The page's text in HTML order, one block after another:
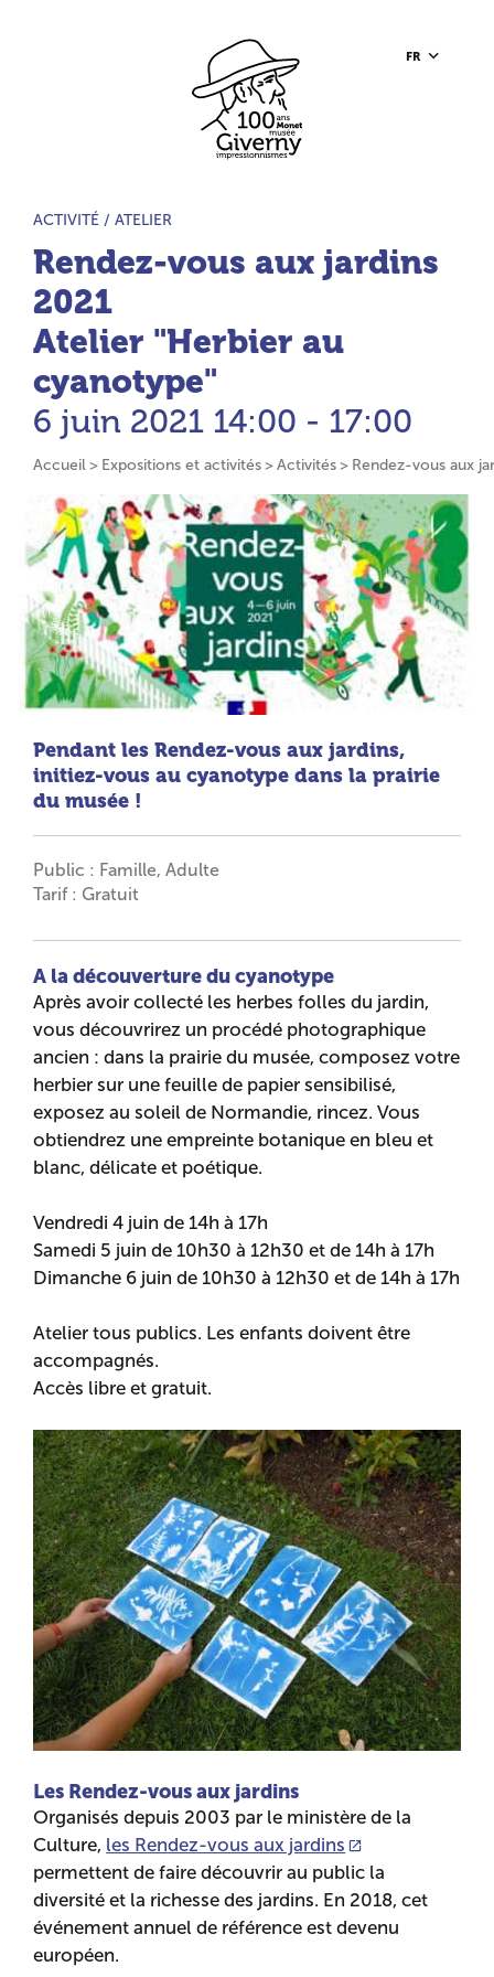
FR
Accueil du site
TYPE D’ACTIVITÉ :
ACTIVITÉ /ATELIER
Rendez-vous aux jardins
2021
Atelier "Herbier au
cyanotype"
6 juin 2021 14:00 - 17:00
Accueil Expositions et activités Activités Rendez-vous aux
Pendant les Rendez-vous aux jardins,
initiez-vous au cyanotype dans la prairie
du musée !
Public : Famille, Adulte
Tarif : Gratuit
A la découverture du cyanotype
Après avoir collecté les herbes folles du jardin,
vous découvrirez un procédé photographique
ancien : dans la prairie du musée, composez votre
herbier sur une feuille de papier sensibilisé,
exposez au soleil de Normandie, rincez. Vous
obtiendrez une empreinte botanique en bleu et
blanc, délicate et poétique.
Vendredi 4 juin de 14h à 17h
Samedi 5 juin de 10h30 à 12h30 et de 14h à 17h
Dimanche 6 juin de 10h30 à 12h30 et de 14h à 17h
Atelier tous publics. Les enfants doivent être
accompagnés.
Accès libre et gratuit.
Les Rendez-vous aux jardins
Organisés depuis 2003 par le ministère de la
Culture, les Rendez-vous aux jardins
permettent de faire découvrir au public la
diversité et la richesse des jardins. En 2018, cet
événement annuel de référence est devenu
européen.